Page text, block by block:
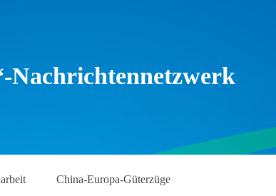
Nachrichtennetzwerk
China-Europa-Güterzüge